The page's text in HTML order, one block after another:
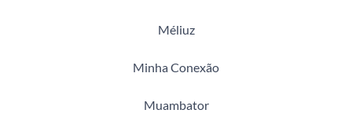
Méliuz
Minha Conexão
Muambator